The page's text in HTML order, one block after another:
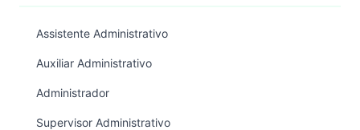
Assistente Administrativo
Auxiliar Administrativo
Administrador
Supervisor Administrativo